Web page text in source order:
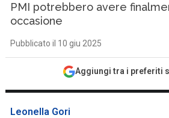
PMI potrebbero avere
occasione
Pubblicato il 10 giu 2025
Aggiungi tra i preferiti
Leonella Gori